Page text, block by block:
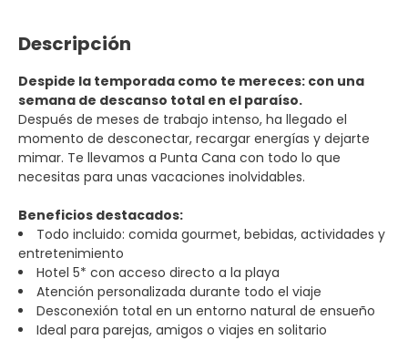
Descripción
Despide la temporada como te mereces: con una
semana de descanso total en el paraíso.
Después de meses de trabajo intenso, ha llegado el
momento de desconectar, recargar energías y dejarte
mimar. Te llevamos a Punta Cana con todo lo que
necesitas para unas vacaciones inolvidables.
Beneficios destacados:
Todo incluido: comida gourmet, bebidas, actividades y
entretenimiento
Hotel 5* con acceso directo a la playa
Atención personalizada durante todo el viaje
Desconexión total en un entorno natural de ensueño
Ideal para parejas, amigos o viajes en solitario